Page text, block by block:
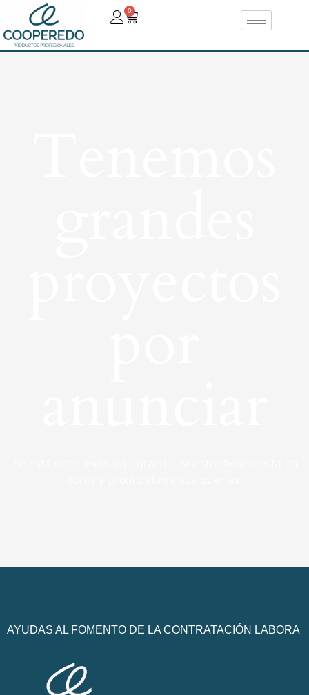
0
AYUDAS AL FOMENTO DE LA CONTRATACIÓN LABORA